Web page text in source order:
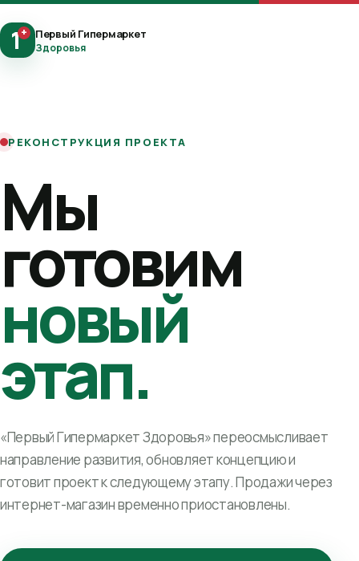
1+ Первый Гипермаркет
Здоровья
РЕКОНСТРУКЦИЯ ПРОЕКТА
Мы
готовим
новый
этап.
«Первый Гипермаркет Здоровья» переосмысливает
направление развития, обновляет концепцию и
готовит проект к следующему этапу. Продажи через
интернет-магазин временно приостановлены.